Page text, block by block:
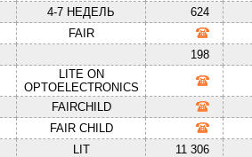
4-7 НЕДЕЛЬ
624
FAIR
198
LITE ON
OPTOELECTRONICS
FAIRCHILD
FAIR CHILD
LIT 11 306